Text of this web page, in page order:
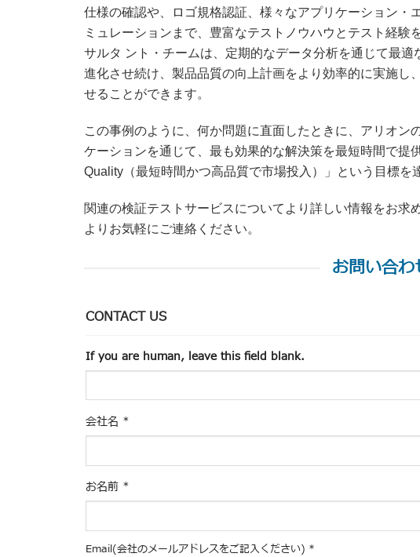
仕様の確認や、ロゴ規格認証、様々なアプリケーション・
ミュレーションまで、豊富なテストノウハウとテスト経験
サルタ ント・チームは、定期的なデータ分析を通じて最
進化させ続け、製品品質の向上計画をより効率的に実施し
せることができます。
この事例のように、何か問題に直面したときに、アリオン
ケーションを通じて、最も効果的な解決策を最短時間で提
Quality（最短時間かつ高品質で市場投入）」という目標を
関連の検証テストサービスについてより詳しい情報をお求
よりお気軽にご連絡ください。
お問い合わ
CONTACT US
If you are human, leave this field blank.
会社名 *
お名前 *
Email(会社のメールアドレスをご記入ください) *